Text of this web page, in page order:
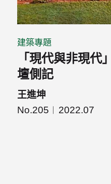
建築專題
「現代與非現代
壇側記
王進坤
No.205
2022.07